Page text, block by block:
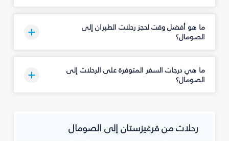
ما هو أفضل وقت لحجز رحلات الطيران إلى
الصومال؟
ما هي درجات السفر المتوفرة على الرحلات إلى
الصومال؟
رحلات من قرغيزستان إلى الصومال